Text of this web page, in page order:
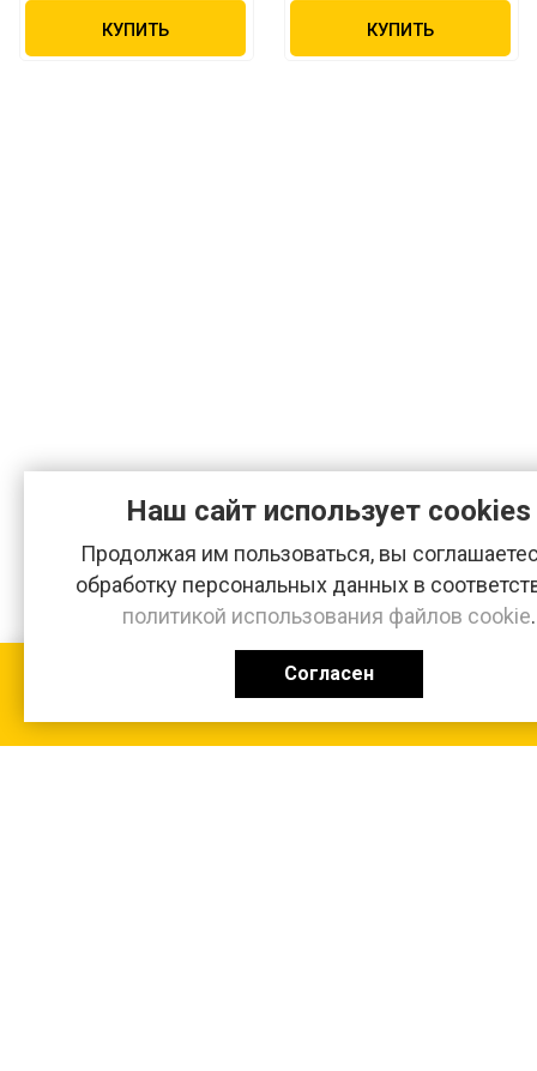
КУПИТЬ КУПИТЬ
Наш сайт использует cookies
Продолжая им пользоваться, вы
обработку персональных данных в
политикой использования файлов cookie.
Согласен